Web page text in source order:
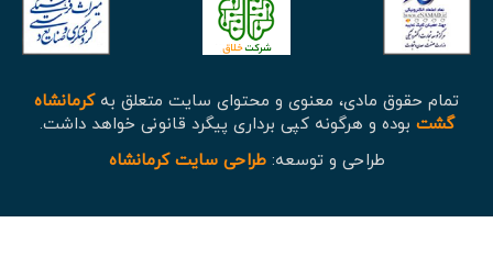
تمام حقوق مادی، معنوی و محتوای سایت متعلق بهکرمانشاه
گشت بوده و هرگونه کپی برداری پیگرد قانونی خواهد داشت.
طراحی و توسعه:طراحی سایت کرمانشاه